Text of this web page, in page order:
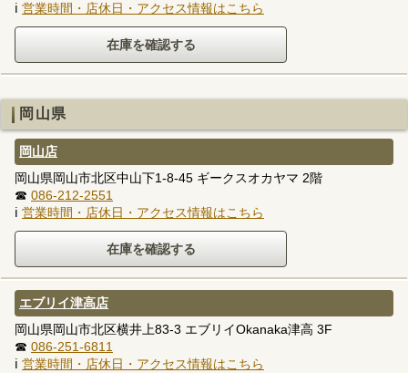
ℹ 営業時間・店休日・アクセス情報はこちら
岡山県
岡山店
岡山県岡山市北区中山下1-8-45 ギークスオカヤマ 2階
☎ 086-212-2551
ℹ 営業時間・店休日・アクセス情報はこちら
エブリイ津高店
岡山県岡山市北区横井上83-3 エブリイOkanaka津高 3F
☎ 086-251-6811
ℹ 営業時間・店休日・アクセス情報はこちら